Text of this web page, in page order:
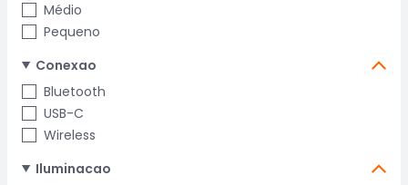
Médio
Pequeno
Conexao
Bluetooth
USB-C
Wireless
Iluminacao